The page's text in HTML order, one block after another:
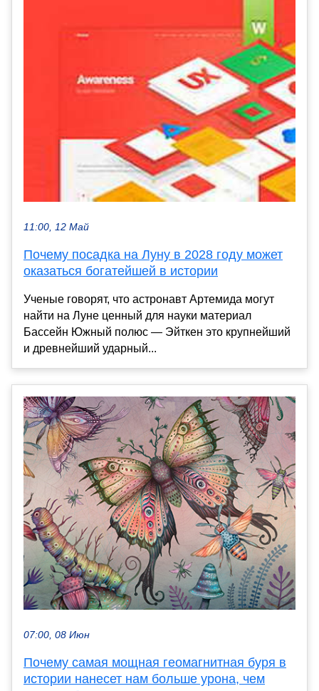
11:00, 12 Май
Почему посадка на Луну в 2028 году может
оказаться богатейшей в истории
Ученые говорят, что астронавт Артемида могут
найти на Луне ценный для науки материал
Бассейн Южный полюс — Эйткен это крупнейший
и древнейший ударный...
07:00, 08 Июн
Почему самая мощная геомагнитная буря в
истории нанесет нам больше урона, чем